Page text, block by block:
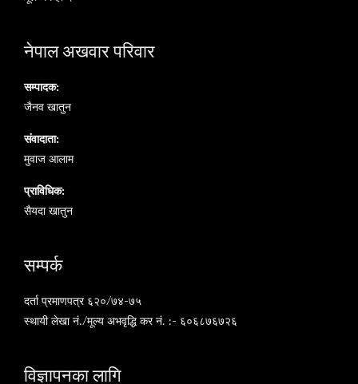
नेपाल अखवार परिवार
सम्पादक:
जैनव खातुन
संवादाता:
मुवाज आलाम
प्राविधिक:
सैयदा खातुन
सम्पर्क
दर्ता प्रमाणपत्र ६२०/७४-७५
स्थायी लेखा नं./मूल्य अभवृद्धि कर नं. :- ६०६८७६७२६
विज्ञापनका लागि